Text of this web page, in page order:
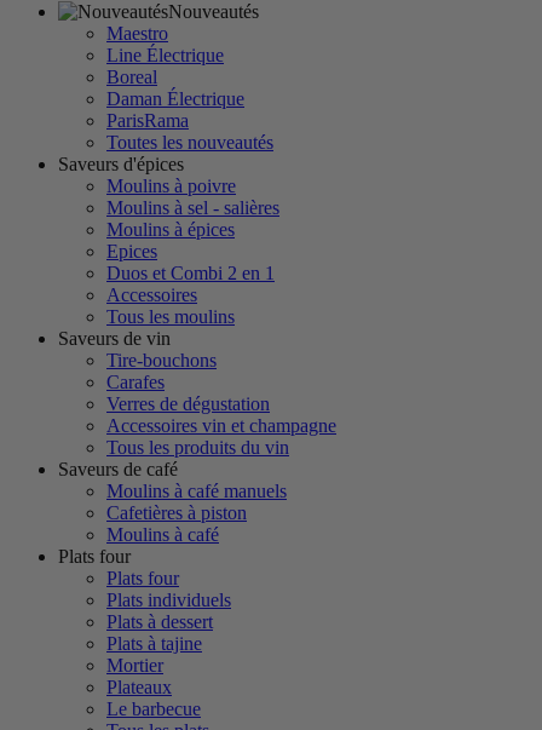
Nouveautés
Maestro
Line Électrique
Boreal
Daman Électrique
ParisRama
Toutes les nouveautés
Saveurs d'épices
Moulins à poivre
Moulins à sel - salières
Moulins à épices
Epices
Duos et Combi 2 en 1
Accessoires
Tous les moulins
Saveurs de vin
Tire-bouchons
Carafes
Verres de dégustation
Accessoires vin et champagne
Tous les produits du vin
Saveurs de café
Moulins à café manuels
Cafetières à piston
Moulins à café
Plats four
Plats four
Plats individuels
Plats à dessert
Plats à tajine
Mortier
Plateaux
Le barbecue